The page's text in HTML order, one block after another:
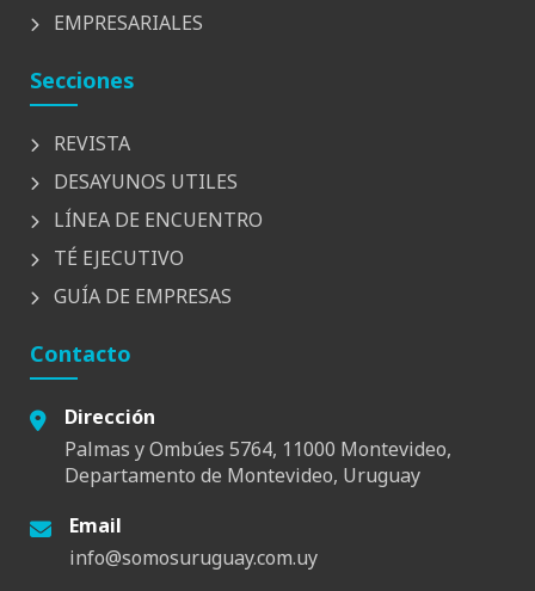
EMPRESARIALES
Secciones
REVISTA
DESAYUNOS UTILES
LÍNEA DE ENCUENTRO
TÉ EJECUTIVO
GUÍA DE EMPRESAS
Contacto
Dirección
Palmas y Ombúes 5764, 11000 Montevideo,
Departamento de Montevideo, Uruguay
Email
info@somosuruguay.com.uy